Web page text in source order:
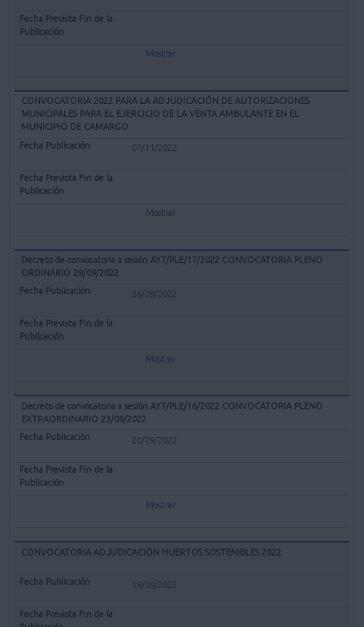
Mostrar
CONVOCATORIA 2022 PARA LA ADJUDICACIÓN DE AUTORIZACIONES
MUNICIPALES PARA EL EJERCICIO DE LA VENTA AMBULANTE EN EL
MUNICIPIO DE CAMARGO
07/11/2022
Mostrar
Decreto de convocatoria a sesión AYT/PLE/17/2022 CONVOCATORIA PLENO
ORDINARIO 29/09/2022
26/09/2022
Mostrar
Decreto de convocatoria a sesión AYT/PLE/16/2022 CONVOCATORIA PLENO
EXTRAORDINARIO 23/09/2022
20/09/2022
Mostrar
CONVOCATORIA ADJUDICACIÓN HUERTOS SOSTENIBLES 2022
19/09/2022